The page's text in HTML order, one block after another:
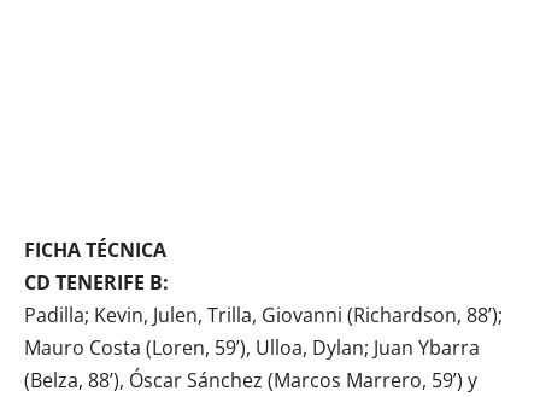
FICHA TÉCNICA
CD TENERIFE B:
Padilla; Kevin, Julen, Trilla, Giovanni (Richardson, 88’);
Mauro Costa (Loren, 59’), Ulloa, Dylan; Juan Ybarra
(Belza, 88’), Óscar Sánchez (Marcos Marrero, 59’) y